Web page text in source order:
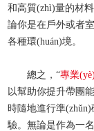
和高質(zhì)量的材料
論你是在戶外或者
各種環(huán)境。
總之，“專業
以幫助你提升帶團能
時隨地進行準(zhǔn)
驗。無論是作為